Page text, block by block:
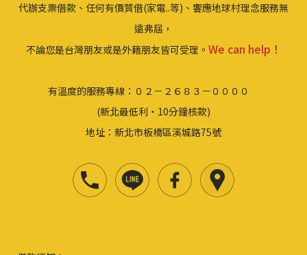
代辦支票借款、任何有價質借(家電..等)、響應地球村理念服務無
遠弗屆，
不論您是台灣朋友或是外籍朋友皆可受理。 We can help！
有溫度的服務專線：０２－２６８３－００００
(新北最低利‧10分鐘核款)
地址：新北市板橋區溪城路75號